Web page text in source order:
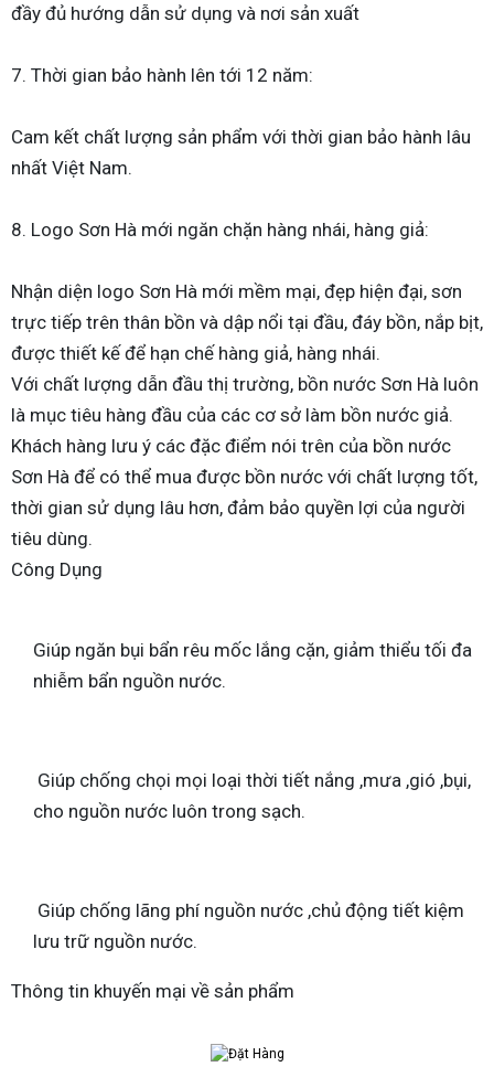
đầy đủ hướng dẫn sử dụng và nơi sản xuất
7. Thời gian bảo hành lên tới 12 năm:
Cam kết chất lượng sản phẩm với thời gian bảo hành lâu
nhất Việt Nam.
8. Logo Sơn Hà mới ngăn chặn hàng nhái, hàng giả:
Nhận diện logo Sơn Hà mới mềm mại, đẹp hiện đại, sơn
trực tiếp trên thân bồn và dập nổi tại đầu, đáy bồn, nắp bịt,
được thiết kế để hạn chế hàng giả, hàng nhái.
Với chất lượng dẫn đầu thị trường, bồn nước Sơn Hà luôn
là mục tiêu hàng đầu của các cơ sở làm bồn nước giả.
Khách hàng lưu ý các đặc điểm nói trên của bồn nước
Sơn Hà để có thể mua được bồn nước với chất lượng tốt,
thời gian sử dụng lâu hơn, đảm bảo quyền lợi của người
tiêu dùng.
Công Dụng
Giúp ngăn bụi bẩn rêu mốc lắng cặn, giảm thiểu tối đa
nhiễm bẩn nguồn nước.
Giúp chống chọi mọi loại thời tiết nắng ,mưa ,gió ,bụi,
cho nguồn nước luôn trong sạch.
Giúp chống lãng phí nguồn nước ,chủ động tiết kiệm
lưu trữ nguồn nước.
Thông tin khuyến mại về sản phẩm